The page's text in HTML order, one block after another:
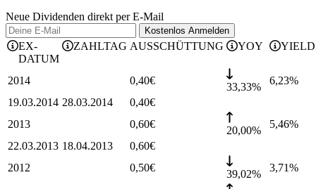
Neue Dividenden direkt per E-Mail
Kostenlos Anmelden
EX-
DATUM
ZAHLTAG AUSSCHÜTTUNG YOY YIELD
2014 0,40€
33,33%
6,23%
19.03.2014 28.03.2014 0,40€
2013
0,60€
20,00%
5,46%
22.03.2013 18.04.2013 0,60€
2012
0,50€
39,02%
3,71%